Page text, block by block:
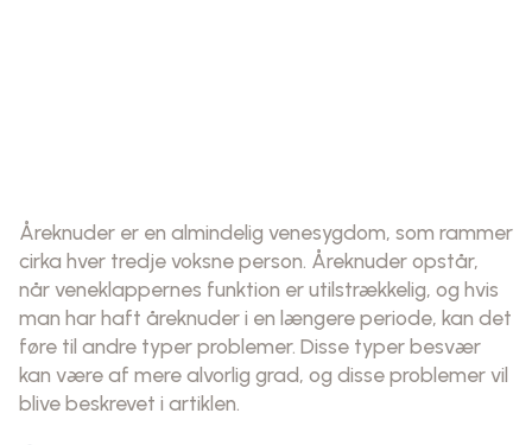
Åreknuder er en almindelig venesygdom, som rammer
cirka hver tredje voksne person. Åreknuder opstår,
når veneklappernes funktion er utilstrækkelig, og hvis
man har haft åreknuder i en længere periode, kan det
føre til andre typer problemer. Disse typer besvær
kan være af mere alvorlig grad, og disse problemer vil
blive beskrevet i artiklen.